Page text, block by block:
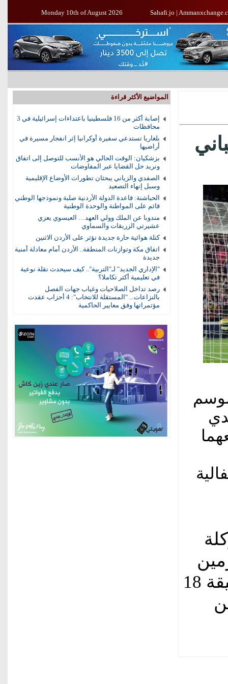
Monday 10th of August 2026 Sahafi.jo |
المواضيع الأكثر قراءة
إصابة أكثر من 16 فلسطينيا باعتداءات إسرائيلية في 3
محافظات
بلغاريا تستدعي سفيرة أوكرانيا إثر انفجار مسيرة في
أراضيها
بزشكيان: الوقت الحالي هو الأنسب للتوصل إلى اتفاق
ونريد حل القضايا عبر المفاوضات
الصفدي والزياني يبحثان تطورات الأوضاع الإقليمية
وسبل إنهاء التصعيد
الحباشنة: قاعدة الدولة الأردنية صلبة ونموذجها الوطني
قائم على المواطنة والوحدة الوطنية
مندوبا عن الملك وولي العهد… العيسوي يعزي
عشيرتي الزريقات والسماوي
كتلة هوائية حارة جديدة تؤثر على الأردن الاثنين
اتفاق مكة وتوازنات المنطقة.. الأردن أمام معادلة أمنية
جديدة
"الإداري الجديد" لـ"التربية".. كيف سيحدث نقلة نوعية
في تعليمية أكثر تكاملا؟
رصد تداخل الصلاحيات وغياب جهات الفصل
بالنزاعات... "المستقلة للانتخاب": 4 أحزاب عقدت
مؤتمراتها وفق معايير الحاكمية
لوبيز النتيجة بالهدف الثاني في الدقيقة 18